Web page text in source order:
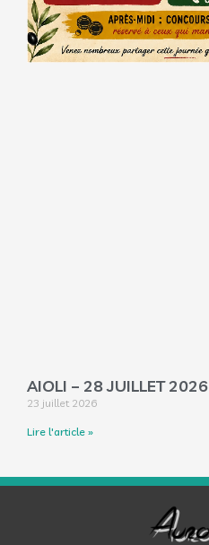
AIOLI – 28 JUILLET 2026
23 juillet 2026
Lire l'article »